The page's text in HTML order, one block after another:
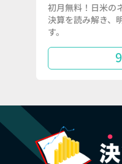
初月無料！日米の
決算を読み解き、
す。